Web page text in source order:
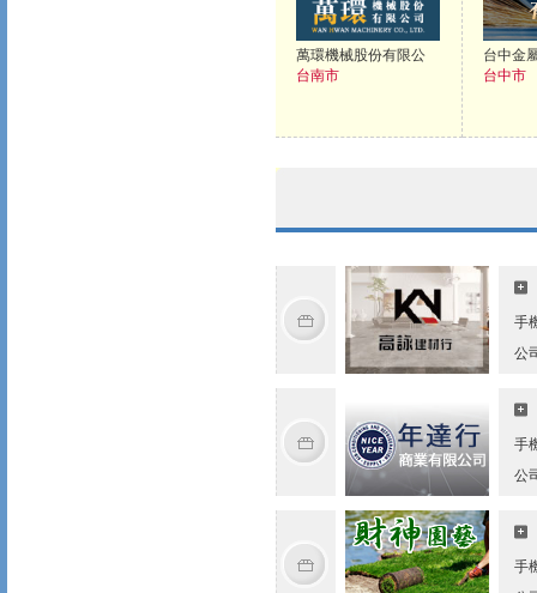
萬環機械股份有限公
台南市
台中金
台中市
手
公
手
公
手